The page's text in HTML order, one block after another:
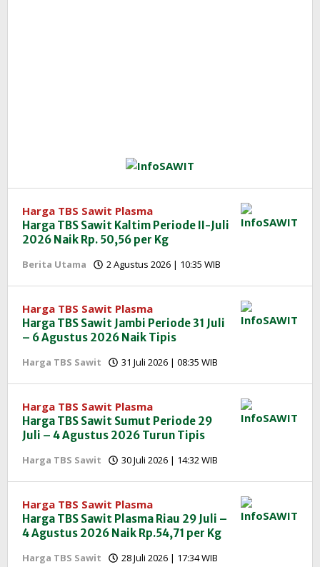
Harga TBS Sawit Plasma
Harga TBS Sawit Kaltim Periode II-Juli
2026 Naik Rp. 50,56 per Kg
Berita Utama 2 Agustus 2026 | 10:35 WIB
InfoSAWIT
Harga TBS Sawit Plasma
Harga TBS Sawit Jambi Periode 31 Juli
– 6 Agustus 2026 Naik Tipis
Harga TBS Sawit 31 Juli 2026 | 08:35 WIB
InfoSAWIT
Harga TBS Sawit Plasma
Harga TBS Sawit Sumut Periode 29
Juli – 4 Agustus 2026 Turun Tipis
Harga TBS Sawit 30 Juli 2026 | 14:32 WIB
InfoSAWIT
Harga TBS Sawit Plasma
Harga TBS Sawit Plasma Riau 29 Juli –
4 Agustus 2026 Naik Rp.54,71 per Kg
Harga TBS Sawit 28 Juli 2026 | 17:34 WIB